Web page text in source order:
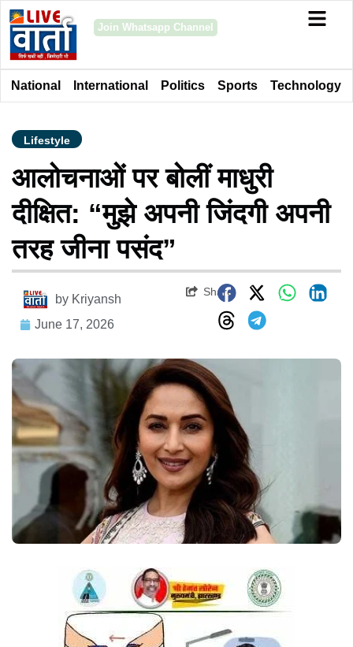
Join Whatsapp Channel
National International Politics Sports Technology
Lifestyle
आलोचनाओं पर बोलीं माधुरी
दीक्षित: “मुझे अपनी जिंदगी अपनी
तरह जीना पसंद”
by Kriyansh
June 17, 2026
Share